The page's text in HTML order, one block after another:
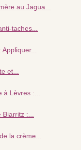
au Jagua...
et...
Lèvres :...
:...
la crème...